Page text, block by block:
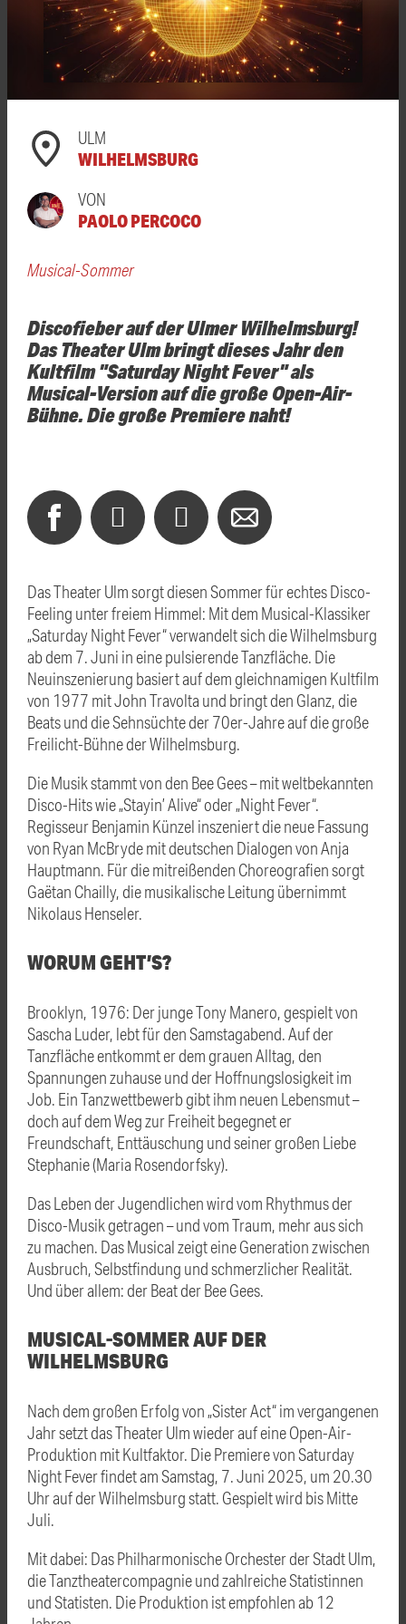
ULM
WILHELMSBURG
VON
PAOLO PERCOCO
Musical-Sommer
Discofieber auf der Ulmer Wilhelmsburg!
Das Theater Ulm bringt dieses Jahr den
Kultfilm "Saturday Night Fever" als
Musical-Version auf die große Open-Air-
Bühne. Die große Premiere naht!
Das Theater Ulm sorgt diesen Sommer für echtes Disco-
Feeling unter freiem Himmel: Mit dem Musical-Klassiker
„Saturday Night Fever“ verwandelt sich die Wilhelmsburg
ab dem 7. Juni in eine pulsierende Tanzfläche. Die
Neuinszenierung basiert auf dem gleichnamigen Kultfilm
von 1977 mit John Travolta und bringt den Glanz, die
Beats und die Sehnsüchte der 70er-Jahre auf die große
Freilicht-Bühne der Wilhelmsburg.
Die Musik stammt von den Bee Gees – mit weltbekannten
Disco-Hits wie „Stayin’ Alive“ oder „Night Fever“.
Regisseur Benjamin Künzel inszeniert die neue Fassung
von Ryan McBryde mit deutschen Dialogen von Anja
Hauptmann. Für die mitreißenden Choreografien sorgt
Gaëtan Chailly, die musikalische Leitung übernimmt
Nikolaus Henseler.
WORUM GEHT’S?
Brooklyn, 1976: Der junge Tony Manero, gespielt von
Sascha Luder, lebt für den Samstagabend. Auf der
Tanzfläche entkommt er dem grauen Alltag, den
Spannungen zuhause und der Hoffnungslosigkeit im
Job. Ein Tanzwettbewerb gibt ihm neuen Lebensmut –
doch auf dem Weg zur Freiheit begegnet er
Freundschaft, Enttäuschung und seiner großen Liebe
Stephanie (Maria Rosendorfsky).
Das Leben der Jugendlichen wird vom Rhythmus der
Disco-Musik getragen – und vom Traum, mehr aus sich
zu machen. Das Musical zeigt eine Generation zwischen
Ausbruch, Selbstfindung und schmerzlicher Realität.
Und über allem: der Beat der Bee Gees.
MUSICAL-SOMMER AUF DER
WILHELMSBURG
Nach dem großen Erfolg von „Sister Act“ im vergangenen
Jahr setzt das Theater Ulm wieder auf eine Open-Air-
Produktion mit Kultfaktor. Die Premiere von Saturday
Night Fever findet am Samstag, 7. Juni 2025, um 20.30
Uhr auf der Wilhelmsburg statt. Gespielt wird bis Mitte
Juli.
Mit dabei: Das Philharmonische Orchester der Stadt Ulm,
die Tanztheatercompagnie und zahlreiche Statistinnen
und Statisten. Die Produktion ist empfohlen ab 12